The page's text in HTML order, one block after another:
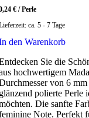
€ /Perle
ca. 5 - 7 Tage
den Warenkorb
Sie die
hochwertigem
von 6
polierte Perle
Die sanfte
Note. Perfekt